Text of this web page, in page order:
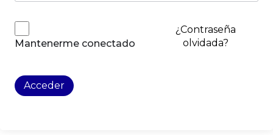
Mantenerme conectado
¿Contraseña
olvidada?
Acceder